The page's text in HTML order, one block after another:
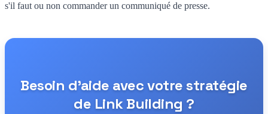
s'il faut ou non commander un communiqué de presse.
Besoin d'aide avec votre stratégie
de Link Building ?